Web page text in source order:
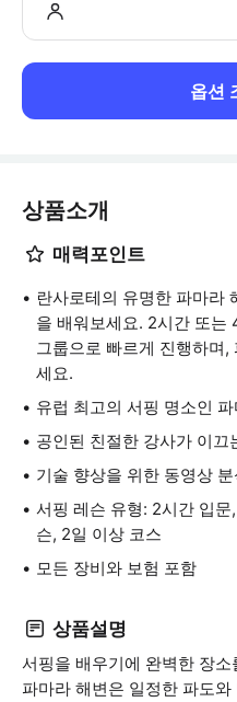
옵션
상품소개
매력포인트
란사로테의 유명한 파마라
을 배워보세요. 2시간 또는
그룹으로 빠르게 진행하며
세요.
유럽 최고의 서핑 명소인
공인된 친절한 강사가 이끄
기술 향상을 위한 동영상
서핑 레슨 유형: 2시간 입
슨, 2일 이상 코스
모든 장비와 보험 포함
상품설명
서핑을 배우기에 완벽한 장
파마라 해변은 일정한 파도